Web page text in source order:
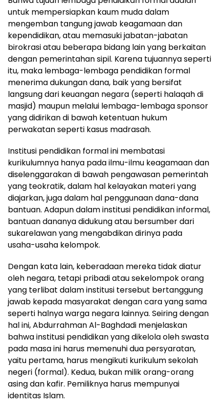
untuk mempersiapkan kaum muda dalam
mengemban tangung jawab keagamaan dan
kependidikan, atau memasuki jabatan-jabatan
birokrasi atau beberapa bidang lain yang berkaitan
dengan pemerintahan sipil. Karena tujuannya seperti
itu, maka lembaga-lembaga pendidikan formal
menerima dukungan dana, baik yang bersifat
langsung dari keuangan negara (seperti halaqah di
masjid) maupun melalui lembaga-lembaga sponsor
yang didirikan di bawah ketentuan hukum
perwakatan seperti kasus madrasah.
Institusi pendidikan formal ini membatasi
kurikulumnya hanya pada ilmu-ilmu keagamaan dan
diselenggarakan di bawah pengawasan pemerintah
yang teokratik, dalam hal kelayakan materi yang
diajarkan, juga dalam hal penggunaan dana-dana
bantuan. Adapun dalam institusi pendidikan informal,
bantuan dananya didukung atau bersumber dari
sukarelawan yang mengabdikan dirinya pada
usaha-usaha kelompok.
Dengan kata lain, keberadaan mereka tidak diatur
oleh negara, tetapi pribadi atau sekelompok orang
yang terlibat dalam institusi tersebut bertanggung
jawab kepada masyarakat dengan cara yang sama
seperti halnya warga negara lainnya. Seiring dengan
hal ini, Abdurrahman Al-Baghdadi menjelaskan
bahwa institusi pendidikan yang dikelola oleh swasta
pada masa ini harus memenuhi dua persyaratan,
yaitu pertama, harus mengikuti kurikulum sekolah
negeri (formal). Kedua, bukan milik orang-orang
asing dan kafir. Pemiliknya harus mempunyai
identitas Islam.